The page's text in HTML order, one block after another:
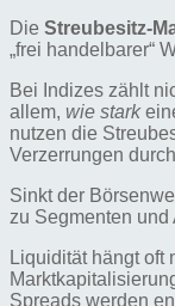
Die Streubesitz-
„frei handelbarer“
Bei Indizes zählt
allem, wie stark
nutzen die
Verzerrungen
Sinkt der
zu Segmenten
Liquidität hängt oft
Spreads werden